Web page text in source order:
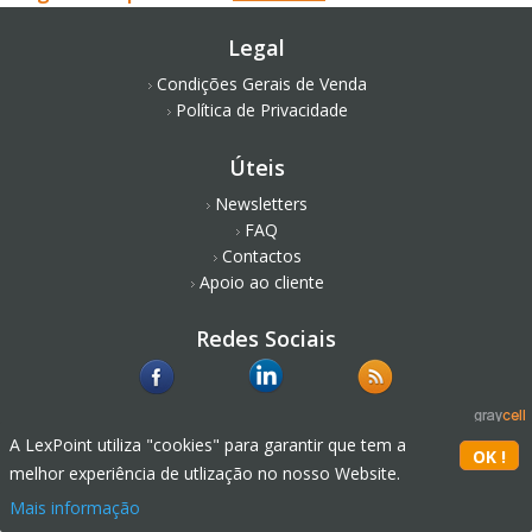
Legal
Condições Gerais de Venda
Política de Privacidade
Úteis
Newsletters
FAQ
Contactos
Apoio ao cliente
Redes Sociais
A LexPoint utiliza "cookies" para garantir que tem a
melhor experiência de utlização no nosso Website.
Mais informação